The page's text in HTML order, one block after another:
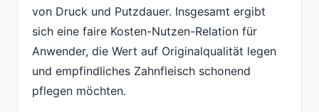
von Druck und Putzdauer. Insgesamt ergibt
sich eine faire Kosten-Nutzen-Relation für
Anwender, die Wert auf Originalqualität legen
und empfindliches Zahnfleisch schonend
pflegen möchten.